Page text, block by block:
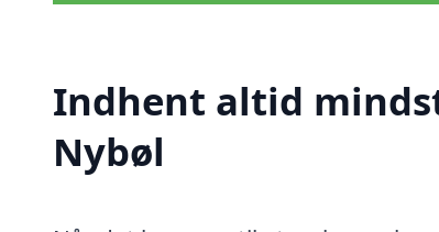
Indhent altid
Nybøl